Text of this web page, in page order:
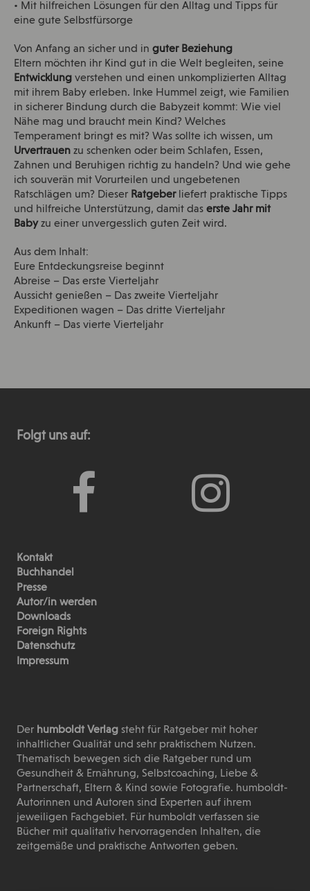
• Mit hilfreichen Lösungen für den Alltag und Tipps für
eine gute Selbstfürsorge
Von Anfang an sicher und in guter Beziehung
Eltern möchten ihr Kind gut in die Welt begleiten, seine
Entwicklungverstehen und einen unkomplizierten Alltag
mit ihrem Baby erleben. Inke Hummel zeigt, wie Familien
in sicherer Bindung durch die Babyzeit kommt: Wie viel
Nähe mag und braucht mein Kind? Welches
Temperament bringt es mit? Was sollte ich wissen, um
Urvertrauenzu schenken oder beim Schlafen, Essen,
Zahnen und Beruhigen richtig zu handeln? Und wie gehe
ich souverän mit Vorurteilen und ungebetenen
Ratschlägen um? Dieser Ratgeberliefert praktische Tipps
und hilfreiche Unterstützung, damit das erste Jahr mit
Babyzu einer unvergesslich guten Zeit wird.
Aus dem Inhalt:
Eure Entdeckungsreise beginnt
Abreise – Das erste Vierteljahr
Aussicht genießen – Das zweite Vierteljahr
Expeditionen wagen – Das dritte Vierteljahr
Ankunft – Das vierte Vierteljahr
Folgt uns auf:
Kontakt
Buchhandel
Presse
Autor/in werden
Downloads
Foreign Rights
Datenschutz
Impressum
Derhumboldt Verlag steht für Ratgeber mit hoher
inhaltlicher Qualität und sehr praktischem Nutzen.
Thematisch bewegen sich die Ratgeber rund um
Gesundheit & Ernährung, Selbstcoaching, Liebe &
Partnerschaft, Eltern & Kind sowie Fotografie. humboldt-
Autorinnen und Autoren sind Experten auf ihrem
jeweiligen Fachgebiet. Für humboldt verfassen sie
Bücher mit qualitativ hervorragenden Inhalten, die
zeitgemäße und praktische Antworten geben.